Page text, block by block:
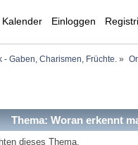
Kalender Einloggen
- Gaben, Charismen, Früchte. »
Thema: Woran erkennt
dieses Thema.